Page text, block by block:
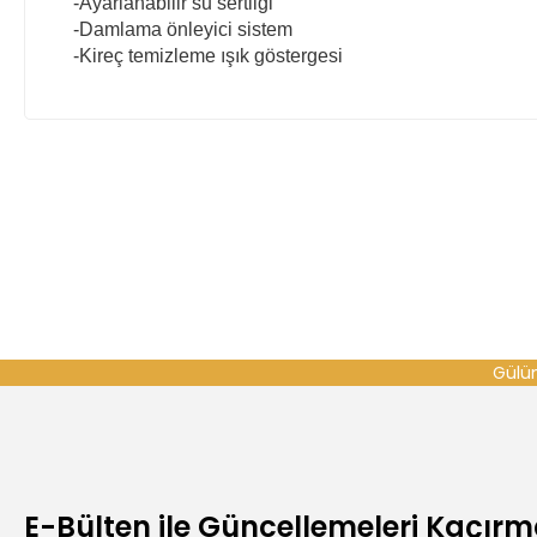
-Damlama önleyici sistem
-Kireç temizleme ışık göstergesi
E-Bülten ile Güncellemeleri